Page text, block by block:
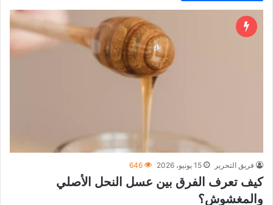
فريق التحرير 15 يونيو، 2026 646
كيف تعرف الفرق بين عسل النحل الأصلي
والمغشوش؟